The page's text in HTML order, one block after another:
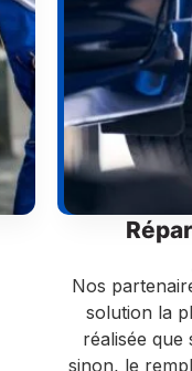
Nos
solution la
réalisée que
sinon, le